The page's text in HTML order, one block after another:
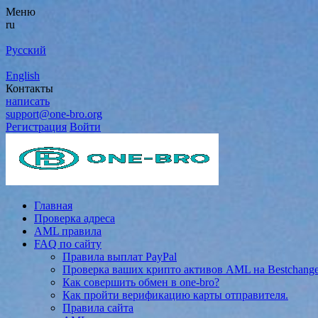
Меню
ru
Русский
English
Контакты
написать
support@one-bro.org
Регистрация Войти
Главная
Проверка адреса
AML правила
FAQ по сайту
Правила выплат PayPal
Проверка ваших крипто активов AML на
Как совершить обмен в one-bro?
Как пройти верификацию карты отправителя.
Правила сайта